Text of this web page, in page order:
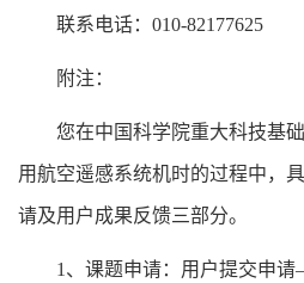
联系电话： 010-82177625
附注：
您在中国科学院重大科技基
用航空遥感系统机时的过程中，
请及用户成果反馈三部分。
1 、课题申请：用户提交申